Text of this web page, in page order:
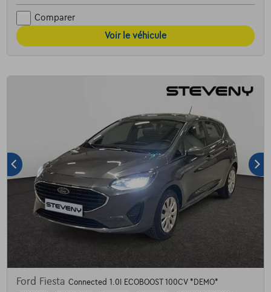
Comparer
Voir le véhicule
Ford Fiesta Connected 1.0I ECOBOOST 100CV *DEMO*